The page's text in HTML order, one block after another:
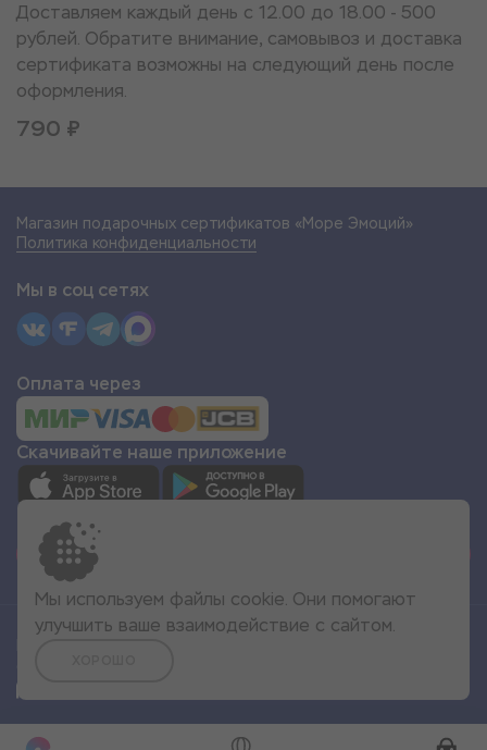
Доставляем каждый день с 12.00 до 18.00 - 500
рублей. Обратите внимание, самовывоз и доставка
сертификата возможны на следующий день после
оформления.
790 ₽
Магазин подарочных сертификатов «Море Эмоций»
Политика конфиденциальности
Мы в соц сетях
Оплата через
Скачивайте наше приложение
Мы используем файлы cookie. Они помогают
улучшить ваше взаимодействие с сайтом.